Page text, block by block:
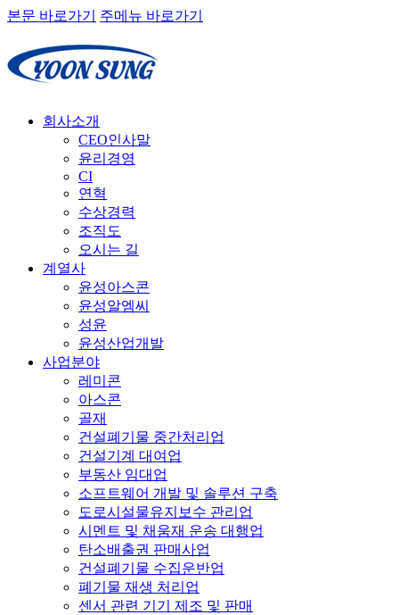
본문 바로가기 주메뉴 바로가기
회사소개
CEO인사말
윤리경영
CI
연혁
수상경력
조직도
오시는 길
계열사
윤성아스콘
윤성알엠씨
성윤
윤성산업개발
사업분야
레미콘
아스콘
골재
건설폐기물 중간처리업
건설기계 대여업
부동산 임대업
소프트웨어 개발 및 솔루션 구축
도로시설물유지보수 관리업
시멘트 및 채움재 운송 대행업
탄소배출권 판매사업
건설폐기물 수집운반업
폐기물 재생 처리업
센서 관련 기기 제조 및 판매